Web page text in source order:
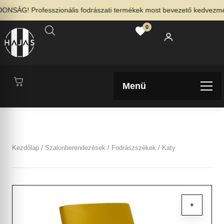
Professzionális fodrászati termékek most bevezető
0
Menü
Kezdőlap / Szalonberendezések / Fodrászszékek / Katy
+